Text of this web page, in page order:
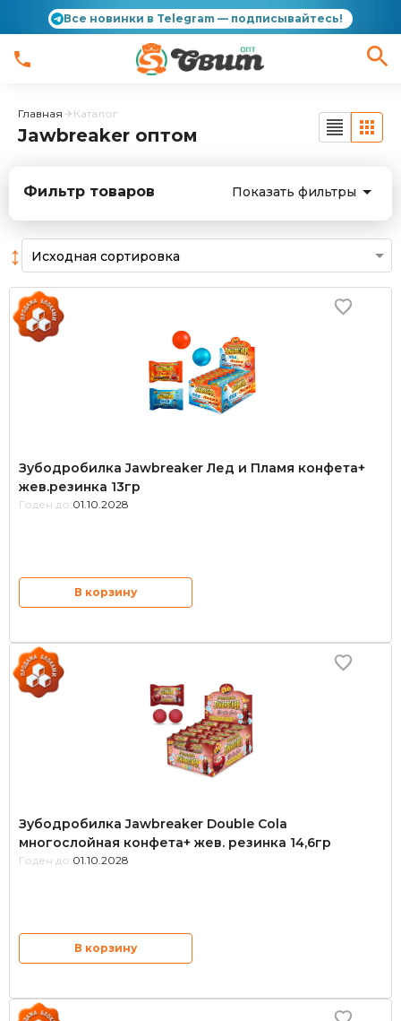
Все новинки в Telegram — подписывайтесь!
Главная Каталог
Jawbreaker оптом
Фильтр товаров Показать фильтры
↕
Зубодробилка Jawbreaker Лед и Пламя конфета+
жев.резинка 13гр
Годен до: 01.10.2028
В корзину
Зубодробилка Jawbreaker Double Cola
многослойная конфета+ жев. резинка 14,6гр
Годен до: 01.10.2028
В корзину